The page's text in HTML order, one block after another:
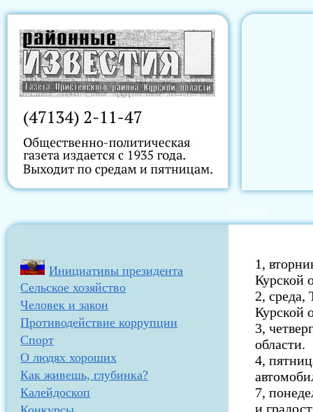
Инициативы президента
Сельское хозяйство
Человек и закон
Противодействие коррупции
Спорт
О людях хороших
Как живешь, глубинка?
Калейдоскоп
1,
Курской
2, среда,
Курской
3,
области.
4,
7,
и